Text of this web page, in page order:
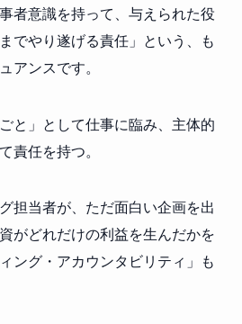
者意識を持って、与えられた役
でやり遂げる責任」という、も
アンスです。
と」として仕事に臨み、主体的
責任を持つ。
担当者が、ただ面白い企画を出
がどれだけの利益を生んだかを
ング・アカウンタビリティ」も